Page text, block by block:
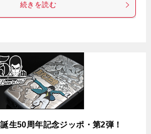
続きを読む
生50周年記念ジッポ・第2弾！